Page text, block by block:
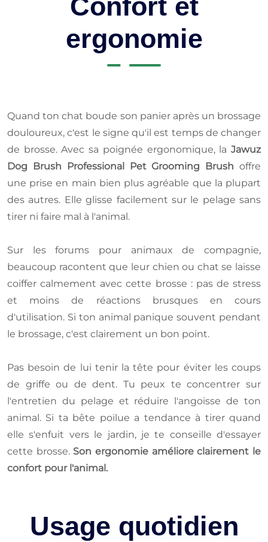
Confort et
ergonomie
Quand ton chat boude son panier après un brossage
douloureux, c'est le signe qu'il est temps de changer
de brosse. Avec sa poignée ergonomique, la Jawuz
Dog Brush Professional Pet Grooming Brush offre
une prise en main bien plus agréable que la plupart
des autres. Elle glisse facilement sur le pelage sans
tirer ni faire mal à l'animal.
Sur les forums pour animaux de compagnie,
beaucoup racontent que leur chien ou chat se laisse
coiffer calmement avec cette brosse : pas de stress
et moins de réactions brusques en cours
d'utilisation. Si ton animal panique souvent pendant
le brossage, c'est clairement un bon point.
Pas besoin de lui tenir la tête pour éviter les coups
de griffe ou de dent. Tu peux te concentrer sur
l'entretien du pelage et réduire l'angoisse de ton
animal. Si ta bête poilue a tendance à tirer quand
elle s'enfuit vers le jardin, je te conseille d'essayer
cette brosse. Son ergonomie améliore clairement le
confort pour l'animal.
Usage quotidien